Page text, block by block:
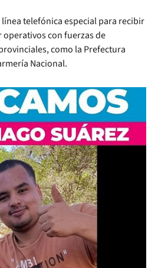
telefónica especial para recibir
con fuerzas de
como la Prefectura
Nacional.